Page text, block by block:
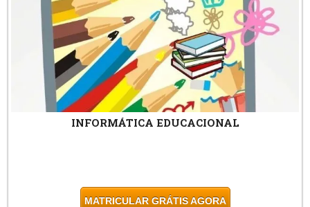
INFORMÁTICA EDUCACIONAL
MATRICULAR GRÁTIS AGORA